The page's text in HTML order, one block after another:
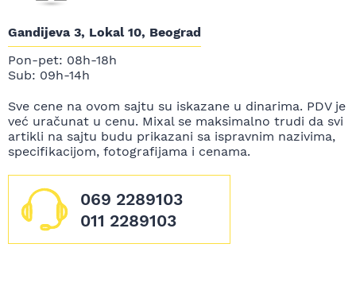
Gandijeva 3, Lokal 10, Beograd
Pon-pet: 08h-18h
Sub: 09h-14h
Sve cene na ovom sajtu su iskazane u dinarima. PDV je
već uračunat u cenu. Mixal se maksimalno trudi da svi
artikli na sajtu budu prikazani sa ispravnim nazivima,
specifikacijom, fotografijama i cenama.
069 2289103
011 2289103